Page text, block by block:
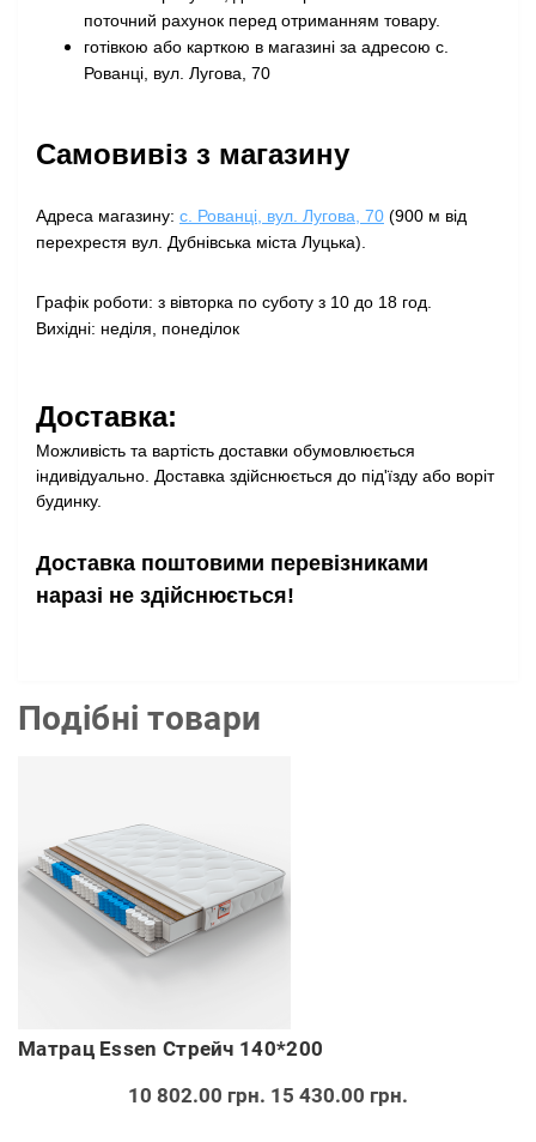
поточний рахунок перед отриманням товару.
готівкою або карткою в магазині за адресою с.
Рованці, вул. Лугова, 70
Самовивіз з магазину
Адреса магазину: с. Рованці, вул. Лугова, 70 (900 м від
перехрестя вул. Дубнівська міста Луцька).
Графік роботи: з вівторка по суботу з 10 до 18 год.
Вихідні: неділя, понеділок
Доставка:
Можливість та вартість доставки обумовлюється
індивідуально. Доставка здійснюється до під'їзду або воріт
будинку.
Доставка поштовими перевізниками
наразі не здійснюється!
Подібні товари
Матрац Essen Стрейч 140*200
10 802.00 грн. 15 430.00 грн.